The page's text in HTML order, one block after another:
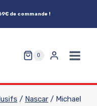
de commande !
0
/ Nascar / Michael